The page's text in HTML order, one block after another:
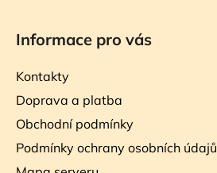
Informace pro vás
Kontakty
Doprava a platba
Obchodní podmínky
Podmínky ochrany osobních údajů